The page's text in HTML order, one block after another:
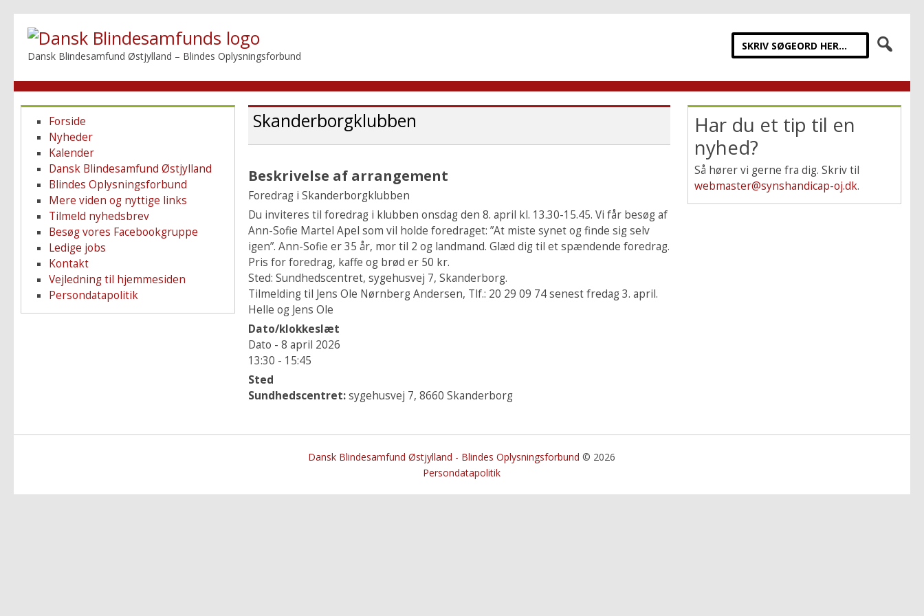
Dansk Blindesamfund Østjylland – Blindes Oplysningsforbund
Skanderborgklubben
Beskrivelse af arrangement
Foredrag i Skanderborgklubben
Du inviteres til foredrag i klubben onsdag den 8. april kl. 13.30-15.45. Vi får besøg af
Ann-Sofie Martel Apel som vil holde foredraget: ”At miste synet og finde sig selv
igen”. Ann-Sofie er 35 år, mor til 2 og landmand. Glæd dig til et spændende foredrag.
Pris for foredrag, kaffe og brød er 50 kr.
Sted: Sundhedscentret, sygehusvej 7, Skanderborg.
Tilmelding til Jens Ole Nørnberg Andersen, Tlf.: 20 29 09 74 senest fredag 3. april.
Helle og Jens Ole
Dato/klokkeslæt
Dato - 8 april 2026
13:30 - 15:45
Sted
Sundhedscentret:sygehusvej 7, 8660 Skanderborg
Forside
Nyheder
Kalender
Dansk Blindesamfund Østjylland
Blindes Oplysningsforbund
Mere viden og nyttige links
Tilmeld nyhedsbrev
Besøg vores Facebookgruppe
Ledige jobs
Kontakt
Vejledning til hjemmesiden
Persondatapolitik
Har du et tip til en
nyhed?
Så hører vi gerne fra dig. Skriv til
webmaster@synshandicap-oj.dk.
Dansk Blindesamfund Østjylland - Blindes Oplysningsforbund © 2026
Persondatapolitik